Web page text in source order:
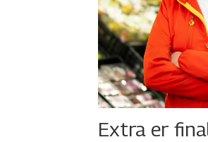
Extra er